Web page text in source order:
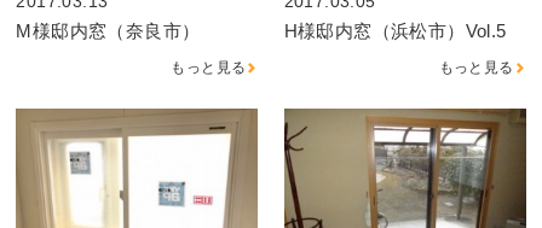
M様邸内窓（奈良市）
もっと見る
H様邸内窓（浜松市）Vol.5
もっと見る